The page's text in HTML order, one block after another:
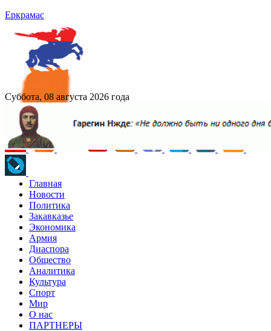
Еркрамас
Суббота, 08 августа 2026 года
Главная
Новости
Политика
Закавказье
Экономика
Армия
Диаспора
Общество
Аналитика
Культура
Спорт
Мир
О нас
ПАРТНЕРЫ